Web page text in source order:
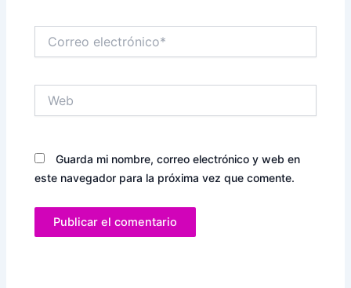
electrónico*
Guarda mi nombre, correo electrónico y web en
este navegador para la próxima vez que comente.